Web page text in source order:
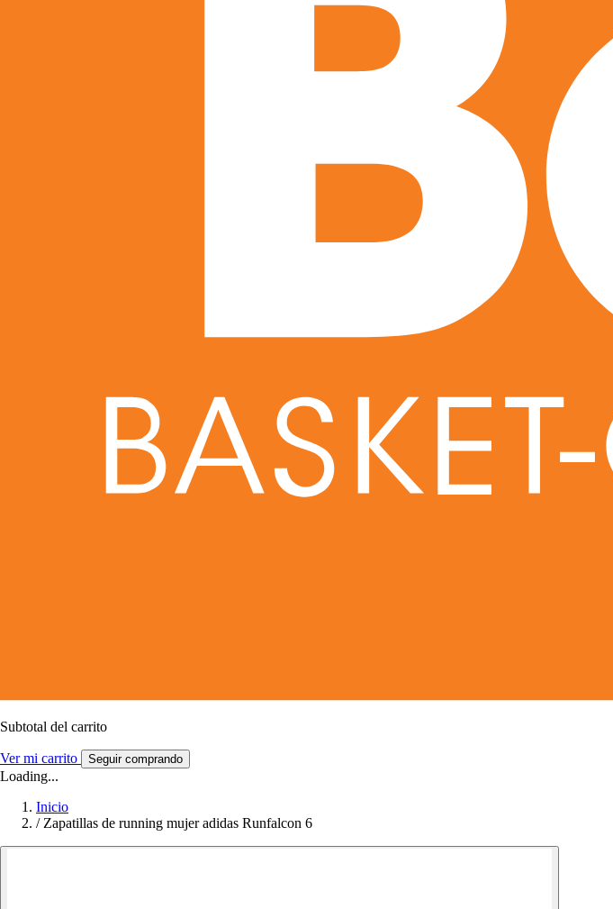
Subtotal del carrito
Ver mi carrito Seguir comprando
Loading...
Inicio
/ Zapatillas de running mujer adidas Runfalcon 6